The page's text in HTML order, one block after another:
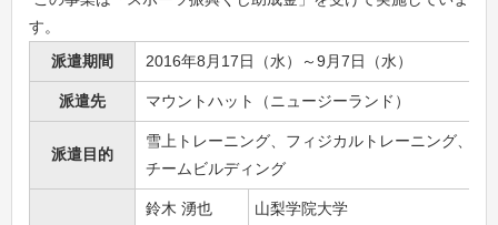
す。
派遣期間
2016年8月17日（水）～9月7日（水）
派遣先 マウントハット（ニュージーランド）
派遣目的
雪上トレーニング、フィジカルトレーニング、
チームビルディング
鈴木 湧也 山梨学院大学